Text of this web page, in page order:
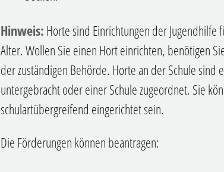
Hinweis:Horte sind Einrichtungen der
Alter. Wollen Sie einen Hort einrichten, benötigen
derzuständigen Behörde. Horte an der Schule sind
untergebracht oder einer Schule zugeordnet. Sie
schulartübergreifend eingerichtet sein.
Die Förderungen können beantragen: